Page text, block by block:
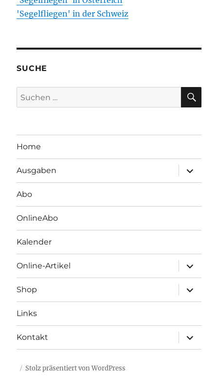
'Segelfliegen' in der Schweiz
SUCHE
Suchen
nach:
Home
Ausgaben
öffnen
Abo
OnlineAbo
Kalender
Online-Artikel
öffnen
Shop
öffnen
Links
Kontakt
öffnen
Stolz präsentiert von WordPress